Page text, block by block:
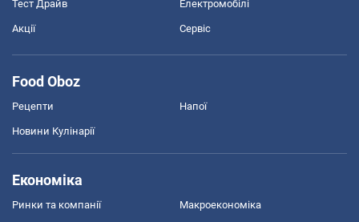
Тест Драйв Електромобілі
Акції Сервіс
Food Oboz
Рецепти Напої
Новини Кулінарії
Економіка
Ринки та компанії Макроекономіка